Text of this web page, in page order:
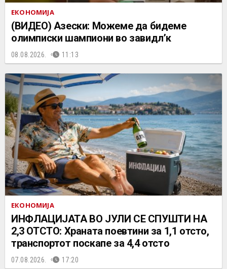
ЕКОНОМИЈА
(ВИДЕО) Азески: Можеме да бидеме
олимписки шампиони во завидл’к
08.08.2026. 11:13
ЕКОНОМИЈА
ИНФЛАЦИЈАТА ВО ЈУЛИ СЕ СПУШТИ НА
2,3 ОТСТО: Храната поевтини за 1,1 отсто,
транспортот поскапе за 4,4 отсто
07.08.2026. 17:20